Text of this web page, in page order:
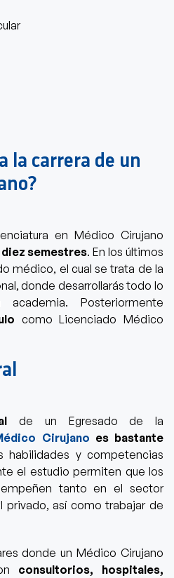
la carrera de un
en Médico Cirujano
diez semestres. En los últimos
médico, el cual se trata de la
, donde desarrollarás todo lo
Posteriormente
como Licenciado Médico
de un Egresado de la
Cirujano es bastante
habilidades y competencias
el estudio permiten que los
tanto en el sector
privado, así como trabajar de
donde un Médico Cirujano
consultorios, hospitales,